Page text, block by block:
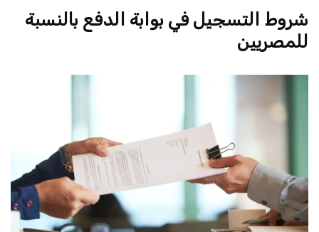
شروط التسجيل في بوابة الدفع بالنسبة
للمصريين